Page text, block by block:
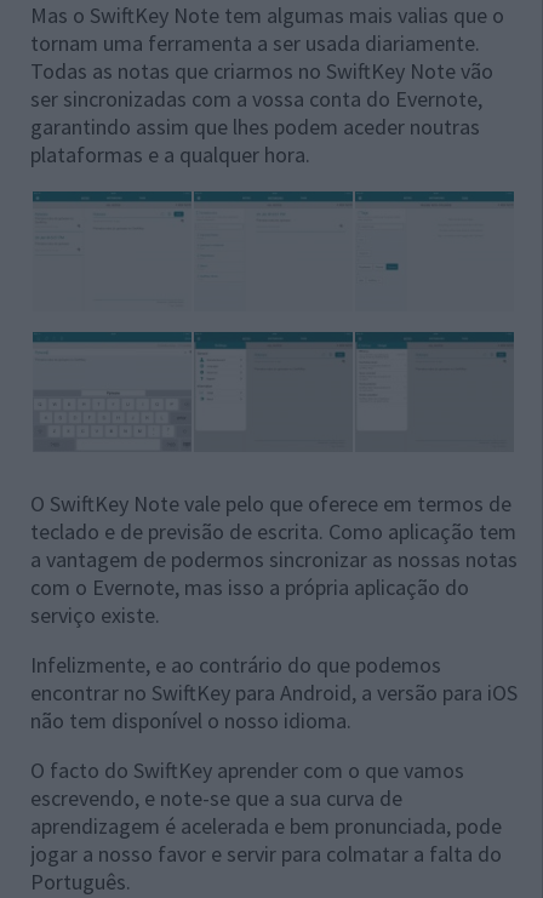
Mas o SwiftKey Note tem algumas mais valias que o
tornam uma ferramenta a ser usada diariamente.
Todas as notas que criarmos no SwiftKey Note vão
ser sincronizadas com a vossa conta do Evernote,
garantindo assim que lhes podem aceder noutras
plataformas e a qualquer hora.
O SwiftKey Note vale pelo que oferece em termos de
teclado e de previsão de escrita. Como aplicação tem
a vantagem de podermos sincronizar as nossas notas
com o Evernote, mas isso a própria aplicação do
serviço existe.
Infelizmente, e ao contrário do que podemos
encontrar no SwiftKey para Android, a versão para iOS
não tem disponível o nosso idioma.
O facto do SwiftKey aprender com o que vamos
escrevendo, e note-se que a sua curva de
aprendizagem é acelerada e bem pronunciada, pode
jogar a nosso favor e servir para colmatar a falta do
Português.